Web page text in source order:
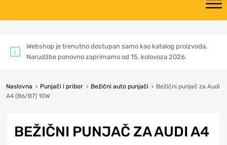
Webshop je trenutno dostupan samo kao katalog proizvoda.
Narudžbe ponovno zaprimamo od 15. kolovoza 2026.
Naslovna Punjači i pribor Bežični auto punjači
Bežični punjač za Audi
A4 (B6/B7) 10W
BEŽIČNI PUNJAČ ZA AUDI A4